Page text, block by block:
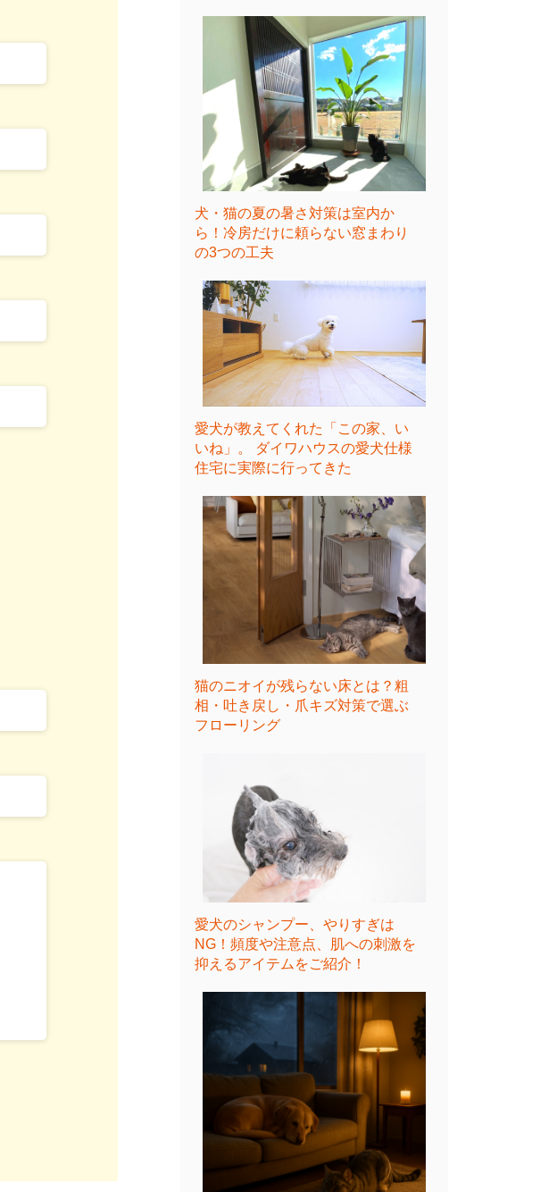
犬・猫の夏の暑さ対策は室内か
ら！冷房だけに頼らない窓まわり
の3つの工夫
愛犬が教えてくれた「この家、い
いね」。 ダイワハウスの愛犬仕様
住宅に実際に行ってきた
猫のニオイが残らない床とは？粗
相・吐き戻し・爪キズ対策で選ぶ
フローリング
愛犬のシャンプー、やりすぎは
NG！頻度や注意点、肌への刺激を
抑えるアイテムをご紹介！